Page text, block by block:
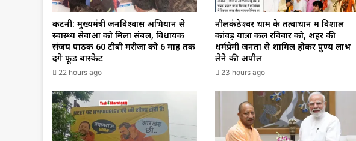
कटनी: मुख्यमंत्री जनविश्वास अभियान से
स्वास्थ्य सेवाओं को मिला संबल, विधायक
संजय पाठक 60 टीबी मरीजों को 6 माह तक
देंगे फूड बास्केट
22 hours ago
नीलकंठेश्वर धाम के तत्वाधान में विशाल
कांवड़ यात्रा कल रविवार को, शहर की
धर्मप्रेमी जनता से शामिल होकर पुण्य लाभ
लेने की अपील
23 hours ago